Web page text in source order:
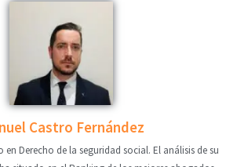
Castro Fernández
Derecho de la seguridad social. El análisis de su